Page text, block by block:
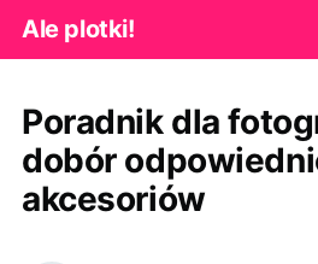
Ale plotki!
Poradnik dla
dobór
akcesoriów